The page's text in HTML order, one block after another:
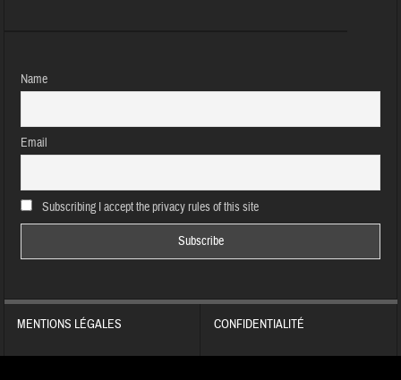
Name
Email
Subscribing I accept the privacy rules of this site
MENTIONS LÉGALES CONFIDENTIALITÉ